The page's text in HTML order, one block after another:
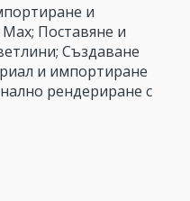
и
Поставяне и
Създаване
и импортиране
рендериране с